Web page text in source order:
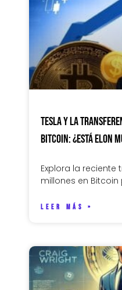
Tesla y la
Bitcoin: ¿Está Elon
Explora la reciente
millones en Bitcoin
LEER MÁS »